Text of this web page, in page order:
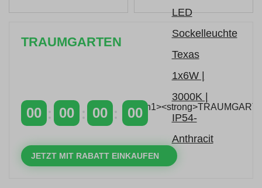
TRAUMGARTEN
00 00 00 00
JETZT MIT RABATT EINKAUFEN